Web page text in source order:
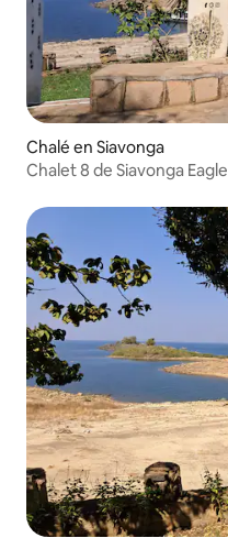
Chalé en Siavonga
Chalet 8 de Siavonga Eagle